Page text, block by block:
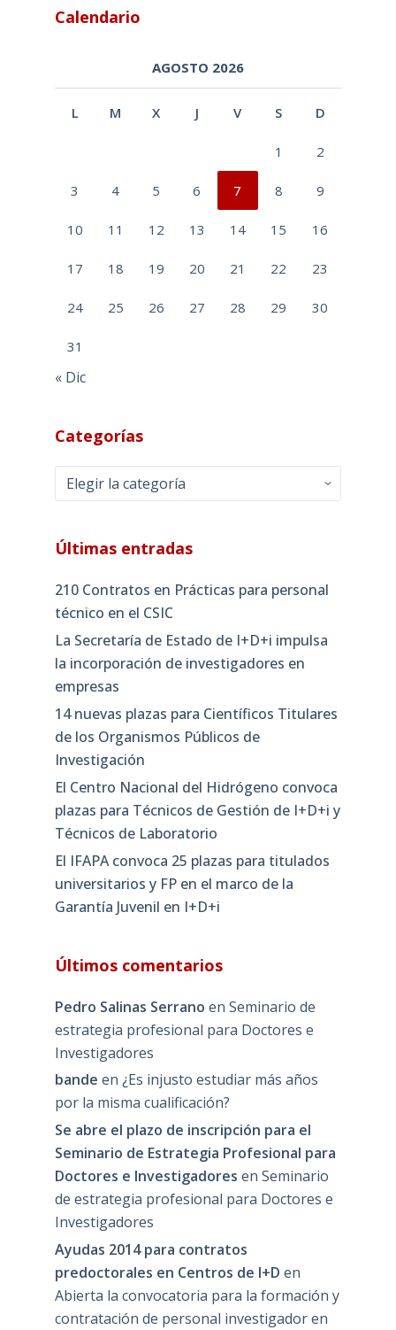
Calendario
AGOSTO 2026
L M X J V S D
1 2
3 4 5 6 7 8 9
10 11 12 13 14 15 16
17 18 19 20 21 22 23
24 25 26 27 28 29 30
31
« Dic
Categorías
Categorías
Últimas entradas
210 Contratos en Prácticas para personal
técnico en el CSIC
La Secretaría de Estado de I+D+i impulsa
la incorporación de investigadores en
empresas
14 nuevas plazas para Científicos Titulares
de los Organismos Públicos de
Investigación
El Centro Nacional del Hidrógeno convoca
plazas para Técnicos de Gestión de I+D+i y
Técnicos de Laboratorio
El IFAPA convoca 25 plazas para titulados
universitarios y FP en el marco de la
Garantía Juvenil en I+D+i
Últimos comentarios
Pedro Salinas Serrano en Seminario de
estrategia profesional para Doctores e
Investigadores
bande en ¿Es injusto estudiar más años
por la misma cualificación?
Se abre el plazo de inscripción para el
Seminario de Estrategia Profesional para
Doctores e Investigadores en Seminario
de estrategia profesional para Doctores e
Investigadores
Ayudas 2014 para contratos
predoctorales en Centros de I+D en
Abierta la convocatoria para la formación y
contratación de personal investigador en